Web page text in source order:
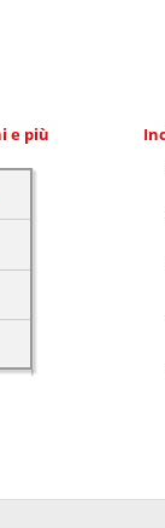
e più